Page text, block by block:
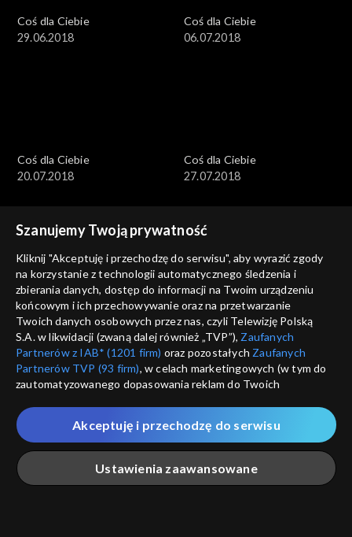
Coś dla Ciebie
29.06.2018
Coś dla Ciebie
06.07.2018
Coś dla Ciebie
20.07.2018
Coś dla Ciebie
27.07.2018
Coś dla Ciebie
03.08.2018
Coś dla Ciebie
10.08.2018
Coś dla Ciebie
17.08.2018
Coś dla Ciebie
24.08.2018
Szanujemy Twoją prywatność
Kliknij "Akceptuję i przechodzę do serwisu", aby wyrazić zgody
na korzystanie z technologii automatycznego śledzenia i
zbierania danych, dostęp do informacji na Twoim urządzeniu
końcowym i ich przechowywanie oraz na przetwarzanie
Twoich danych osobowych przez nas, czyli Telewizję Polską
S.A. w likwidacji (zwaną dalej również „TVP”), Zaufanych
Partnerów z IAB* (1201 firm) oraz pozostałych Zaufanych
Partnerów TVP (93 firm), w celach marketingowych (w tym do
zautomatyzowanego dopasowania reklam do Twoich
które wskazujemy poniżej, a także zgody na udostępnianie
przez nas identyfikatora PPID do Google.
Twoje dane osobowe zbierane podczas odwiedzania przez
Ciebie naszych
poszczególnych serwisówzwanych dalej
„Portalem”, w tym informacje zapisywane za pomocą
Ustawienia zaawansowane
Akceptuję i przechodzę do serwisu